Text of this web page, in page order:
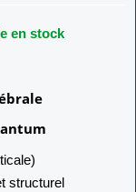
en stock
structurel